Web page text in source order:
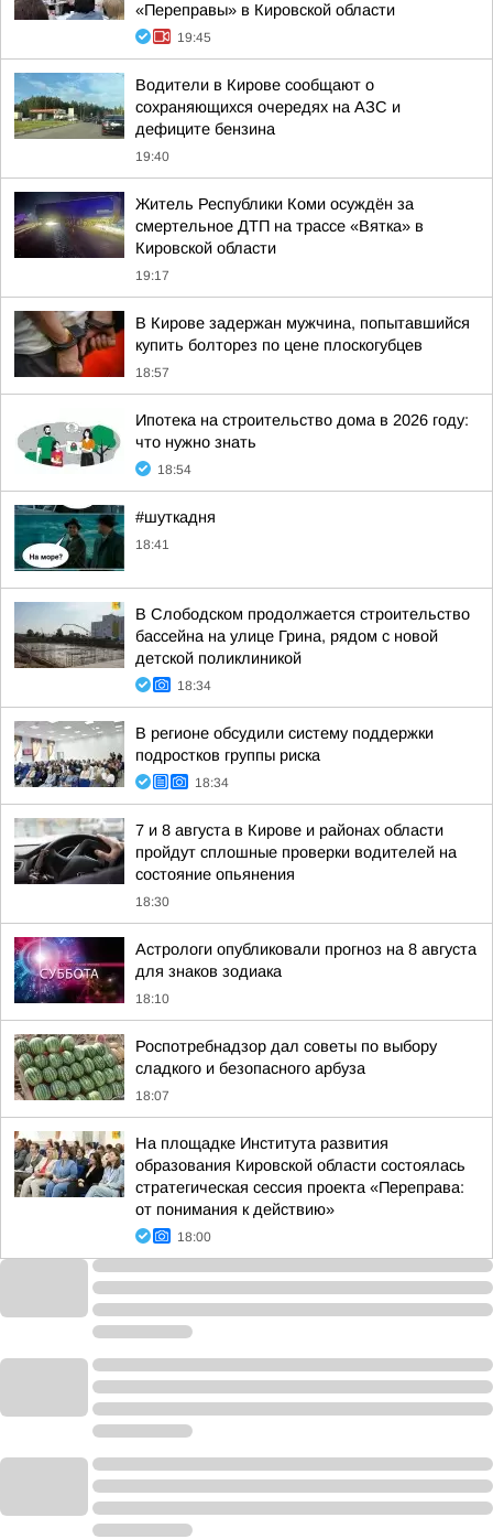
«Переправы» в Кировской области
19:45
Водители в Кирове сообщают о
сохраняющихся очередях на АЗС и
дефиците бензина
19:40
Житель Республики Коми осуждён за
смертельное ДТП на трассе «Вятка» в
Кировской области
19:17
В Кирове задержан мужчина, попытавшийся
купить болторез по цене плоскогубцев
18:57
Ипотека на строительство дома в 2026 году:
что нужно знать
18:54
#шуткадня
18:41
В Слободском продолжается строительство
бассейна на улице Грина, рядом с новой
детской поликлиникой
18:34
В регионе обсудили систему поддержки
подростков группы риска
18:34
7 и 8 августа в Кирове и районах области
пройдут сплошные проверки водителей на
состояние опьянения
18:30
Астрологи опубликовали прогноз на 8 августа
для знаков зодиака
18:10
Роспотребнадзор дал советы по выбору
сладкого и безопасного арбуза
18:07
На площадке Института развития
образования Кировской области состоялась
стратегическая сессия проекта «Переправа:
от понимания к действию»
18:00